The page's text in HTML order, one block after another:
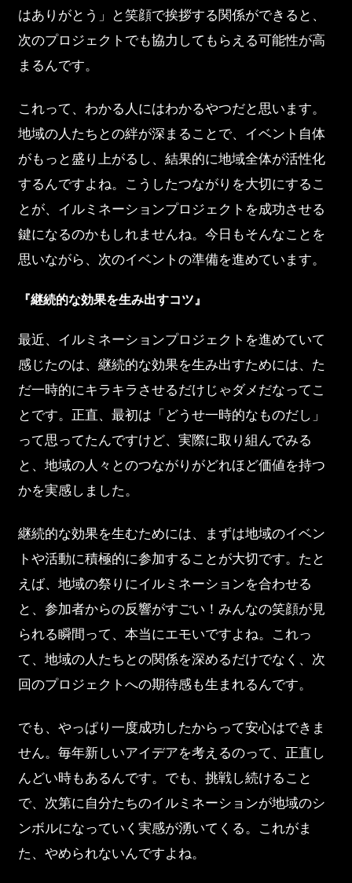
はありがとう」と笑顔で挨拶する関係ができると、
次のプロジェクトでも協力してもらえる可能性が高
まるんです。
これって、わかる人にはわかるやつだと思います。
地域の人たちとの絆が深まることで、イベント自体
がもっと盛り上がるし、結果的に地域全体が活性化
するんですよね。こうしたつながりを大切にするこ
とが、イルミネーションプロジェクトを成功させる
鍵になるのかもしれませんね。今日もそんなことを
思いながら、次のイベントの準備を進めています。
『継続的な効果を生み出すコツ』
最近、イルミネーションプロジェクトを進めていて
感じたのは、継続的な効果を生み出すためには、た
だ一時的にキラキラさせるだけじゃダメだなってこ
とです。正直、最初は「どうせ一時的なものだし」
って思ってたんですけど、実際に取り組んでみる
と、地域の人々とのつながりがどれほど価値を持つ
かを実感しました。
継続的な効果を生むためには、まずは地域のイベン
トや活動に積極的に参加することが大切です。たと
えば、地域の祭りにイルミネーションを合わせる
と、参加者からの反響がすごい！みんなの笑顔が見
られる瞬間って、本当にエモいですよね。これっ
て、地域の人たちとの関係を深めるだけでなく、次
回のプロジェクトへの期待感も生まれるんです。
でも、やっぱり一度成功したからって安心はできま
せん。毎年新しいアイデアを考えるのって、正直し
んどい時もあるんです。でも、挑戦し続けること
で、次第に自分たちのイルミネーションが地域のシ
ンボルになっていく実感が湧いてくる。これがま
た、やめられないんですよね。